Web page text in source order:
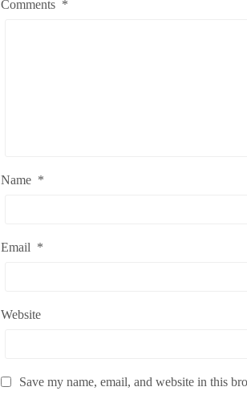
Comments *
Name *
Email *
Website
Save my name, email, and website in this